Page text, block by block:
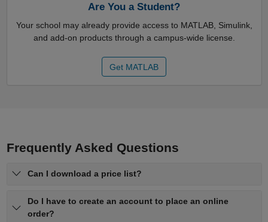
Are You a Student?
Your school may already provide access to MATLAB, Simulink,
and add-on products through a campus-wide license.
Get MATLAB
Frequently Asked Questions
Can I download a price list?
Do I have to create an account to place an online
order?